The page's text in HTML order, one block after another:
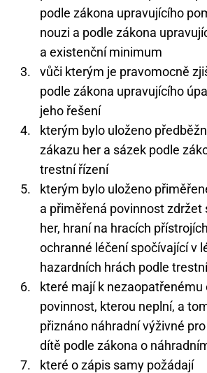
podle zákona upravujícího
nouzi a podle zákona
a existenční minimum
vůči kterým je pravomocně
podle zákona upravujícího
jeho řešení
kterým bylo uloženo
zákazu her a sázek podle
trestní řízení
kterým bylo uloženo
a přiměřená povinnost zdržet
her, hraní na hracích
ochranné léčení spočívající v
hazardních hrách podle
které mají k
povinnost, kterou neplní, a
přiznáno náhradní výživné
dítě podle zákona o
které o zápis samy požádají